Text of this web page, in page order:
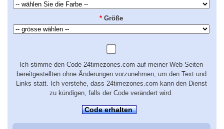
* Größe
Ich stimme den Code 24timezones.com auf meiner Web-Seiten
bereitgestellten ohne Änderungen vorzunehmen, um den Text und
Links statt. Ich verstehe, dass 24timezones.com kann den Dienst
zu kündigen, falls der Code verändert wird.
Code erhalten